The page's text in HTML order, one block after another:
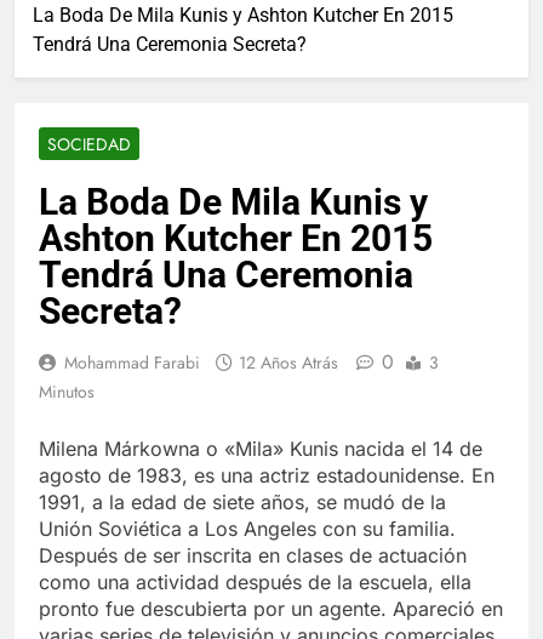
diciembre
Los últimos paquetes
especiales Hush Socks
7 Años Atrás
La familia Kennedy
entierra a otro
miembro de la familia
7 Años Atrás
Cápsulas Ultra Max
Testo a Precios
Colombia, Perú ,
Crema Precios –
México – Descuentos
Masivos en Mercado
Libre
7 Años Atrás
Crucero en México te
lleva a lugares
paranormales con
binoculares de visión
nocturna y reuniones de
secuestrados
7 Años Atrás
La Inteligencia Artificial
deepfake de Samsung
fabrica un clip de
La Boda De Mila Kunis y Ashton Kutcher En 2015
Tendrá Una Ceremonia Secreta?
SOCIEDAD
La Boda De Mila Kunis y
Ashton Kutcher En 2015
Tendrá Una Ceremonia
Secreta?
Mohammad Farabi 12 Años Atrás 0
3
Minutos
Milena Márkowna o «Mila» Kunis nacida el 14 de
agosto de 1983, es una actriz estadounidense. En
1991, a la edad de siete años, se mudó de la
Unión Soviética a Los Angeles con su familia.
Después de ser inscrita en clases de actuación
como una actividad después de la escuela, ella
pronto fue descubierta por un agente. Apareció en